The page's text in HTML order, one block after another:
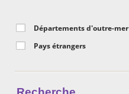
Départements d'outre-mer
Pays étrangers